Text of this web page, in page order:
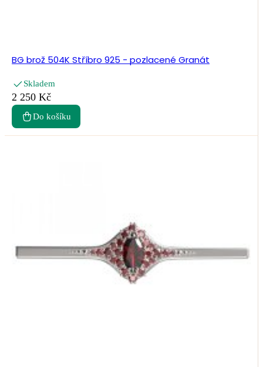
BG brož 504K Stříbro 925 - pozlacené Granát
Skladem
2 250 Kč
Do košíku